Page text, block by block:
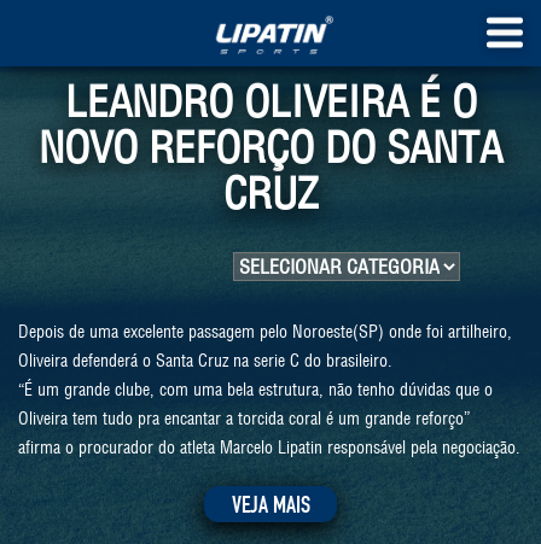
LEANDRO OLIVEIRA É O
NOVO REFORÇO DO SANTA
CRUZ
Depois de uma excelente passagem pelo Noroeste(SP) onde foi artilheiro,
Oliveira defenderá o Santa Cruz na serie C do brasileiro.
“É um grande clube, com uma bela estrutura, não tenho dúvidas que o
Oliveira tem tudo pra encantar a torcida coral é um grande reforço”
afirma o procurador do atleta Marcelo Lipatin responsável pela negociação.
VEJA MAIS